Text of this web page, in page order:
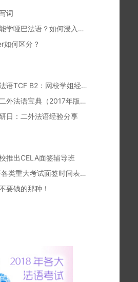
词
没有语言环境就只能学哑巴法语？如何浸入式学语言！
何区分？
零基础八个月考出法语TCF B2：网校学姐经验分享
《沪江法语：考研二外法语宝典（2017年版）》开放下载！
日：二外法语经验分享
推出CELA面签辅导班
最新版！2021法语各类重大考试面签时间表，一键收藏！
要钱的那种！